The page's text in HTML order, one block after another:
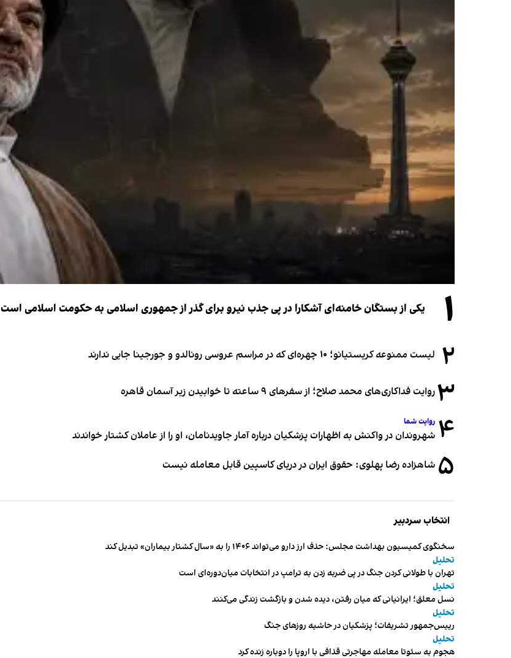
۱ یکی از بستگان خامنه‌ای آشکارا در پی جذب نیرو برای گذر از جمهوری اسلامی به حکومت اسلامی است
۲ لیست ممنوعه کریستیانو؛ ۱۰ چهره‌ای که در مراسم عروسی رونالدو و جورجینا جایی ندارند
۳روایت فداکاری‌های محمد صلاح؛ از سفرهای ۹ ساعته تا خوابیدن زیر آسمان قاهره
۴ روایت شما
شهروندان در واکنش به اظهارات پزشکیان درباره آمار جاویدنامان، او را از عاملان کشتار خواندند
۵ شاهزاده رضا پهلوی: حقوق ایران در دریای کاسپین قابل معامله نیست
انتخاب سردبیر
سخنگوی کمیسیون بهداشت مجلس: حذف ارز دارو می‌تواند ۱۴۰۶ را به «سال کشتار بیماران» تبدیل کند
تحلیل
تهران با طولانی کردن جنگ در پی ضربه زدن به ترامپ در انتخابات میان‌دوره‌ای است
تحلیل
نسل معلق؛ ایرانیانی که میان رفتن، دیده شدن و بازگشت زندگی می‌کنند
تحلیل
رییس‌جمهور تشریفات؛ پزشکیان در حاشیه روزهای جنگ
تحلیل
هجوم به سئوتا معامله مهاجرتی قذافی با اروپا را دوباره زنده کرد